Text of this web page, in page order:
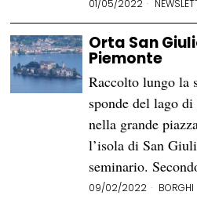
01/05/2022
Orta San
Piemonte
Raccolto lungo la
sponde del lago
nella grande
l’isola di San
seminario.
09/02/2022 BORGHI